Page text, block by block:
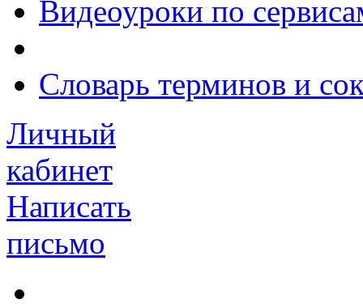
Видеоуроки по
Словарь терминов и
Личный
кабинет
Написать
письмо